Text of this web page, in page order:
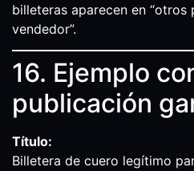
billeteras aparecen en
vendedor”.
16. Ejemplo
publicación
Título:
Billetera de cuero legítimo